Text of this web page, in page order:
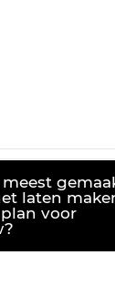
laten
voor